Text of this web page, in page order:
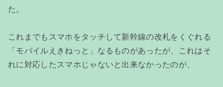
た。
これまでもスマホをタッチして新幹線の改札をくぐれる
「モバイルえきねっと」なるものがあったが、これはそ
れに対応したスマホじゃないと出来なかったのが、